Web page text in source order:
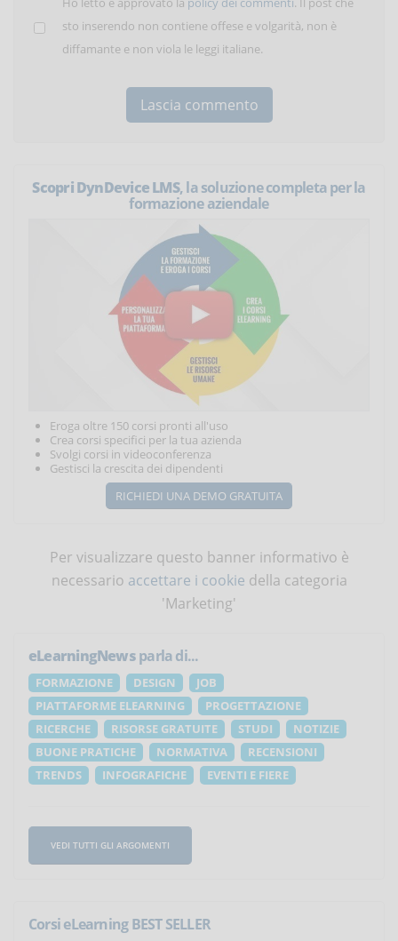
sto inserendo non contiene offese e volgarità, non è
diffamante e non viola le leggi italiane.
Scopri DynDevice LMS, la soluzione completa per la
formazione aziendale
Eroga oltre 150 corsi pronti all'uso
Crea corsi specifici per la tua azienda
Svolgi corsi in videoconferenza
Gestisci la crescita dei dipendenti
RICHIEDI UNA DEMO GRATUITA
Per visualizzare questo banner informativo è
necessario accettare i cookie della categoria
'Marketing'
eLearningNewsparla di...
FORMAZIONE DESIGN
JOB
PIATTAFORME ELEARNING
PROGETTAZIONE
RICERCHE
RISORSE GRATUITE STUDI
NOTIZIE
BUONE PRATICHE
NORMATIVA
RECENSIONI
TRENDS
INFOGRAFICHE EVENTI E FIERE
VEDI TUTTI GLI ARGOMENTI
Corsi eLearning BEST SELLER